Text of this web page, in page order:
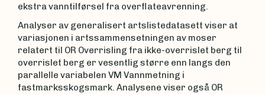
ekstra vanntilførsel fra overflateavrenning.
Analyser av generalisert artslistedatasett viser at
variasjonen i artssammensetningen av moser
relatert til OR Overrisling fra ikke-overrislet berg til
overrislet berg er vesentlig større enn langs den
parallelle variabelen VM Vannmetning i
fastmarksskogsmark. Analysene viser også OR